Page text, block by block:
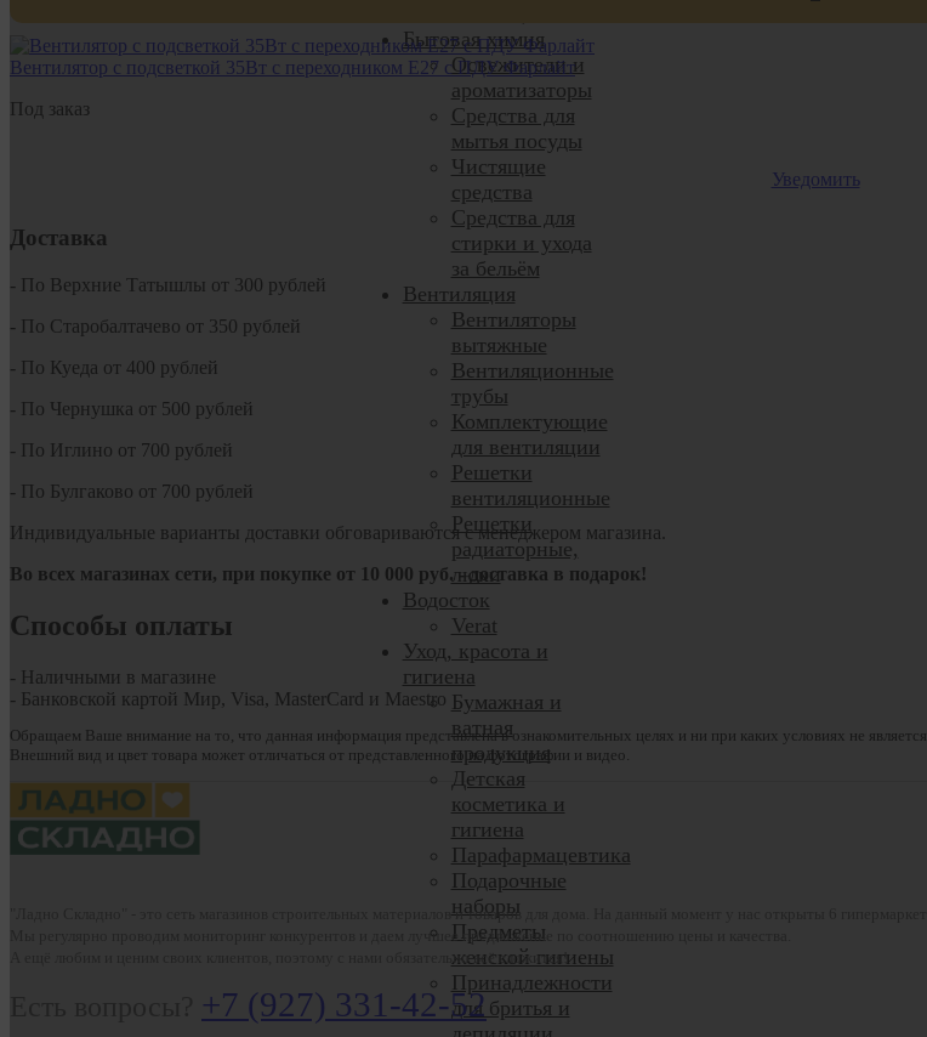
Бытовая химия
Освежители и
ароматизаторы
Средства для
мытья посуды
Чистящие
средства
Средства для
стирки и ухода
за бельём
Вентиляция
Вентиляторы
вытяжные
Вентиляционные
трубы
Комплектующие
для вентиляции
Решетки
вентиляционные
Решетки
радиаторные,
люки
Водосток
Verat
Уход, красота и
гигиена
Бумажная и
ватная
продукция
Детская
косметика и
гигиена
Парафармацевтика
Подарочные
наборы
Предметы
женской гигиены
Принадлежности
для бритья и
Вентилятор с подсветкой 35Вт с переходником Е27 с ПДУ Фарлайт
Под заказ
Уведомить
Доставка
- По Верхние Татышлы от 300 рублей
- По Старобалтачево от 350 рублей
- По Куеда от 400 рублей
- По Чернушка от 500 рублей
- По Иглино от 700 рублей
- По Булгаково от 700 рублей
Индивидуальные варианты доставки обговариваются с менеджером магазина.
Во всех магазинах сети, при покупке от 10 000 руб.- доставка в подарок!
Способы оплаты
- Наличными в магазине
- Банковской картой Мир, Visa, MasterCard и Maestro
Обращаем Ваше внимание на то, что данная информация представлена в ознакомительных целях и ни при каких условиях не
Внешний вид и цвет товара может отличаться от представленного на фотографии и видео.
"Ладно Складно" - это сеть магазинов строительных материалов и товаров для дома. На данный момент у нас открыты 6
Мы регулярно проводим мониторинг конкурентов и даем лучшее предложение по соотношению цены и качества.
А ещё любим и ценим своих клиентов, поэтому с нами обязательно всё сложится!
+7 (927) 331-42-52